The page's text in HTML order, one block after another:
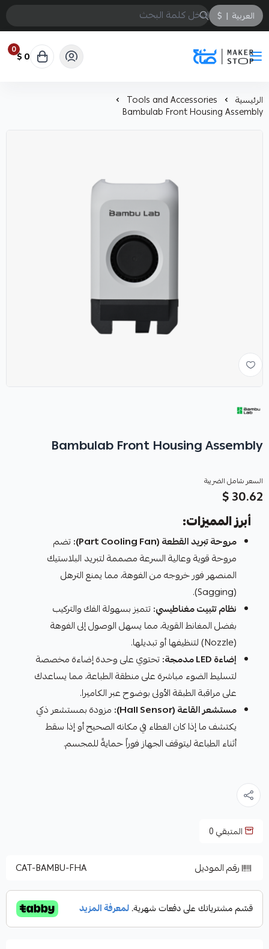
العربية |
$
صانع
0 0 $
الرئيسية Tools and Accessories
Bambulab Front Housing Assembly
Bambulab Front Housing Assembly
السعر شامل الضريبة
30.62 $
أبرز المميزات:
مروحة تبريد القطعة (Part Cooling Fan):
تضم
مروحة قوية وعالية السرعة مصممة لتبريد البلاستيك
المنصهر فور خروجه من الفوهة، مما يمنع الترهل
(Sagging).
نظام تثبيت مغناطيسي:تتميز بسهولة الفك والتركيب
بفضل المغانط القوية، مما يسهل الوصول إلى الفوهة
(Nozzle) لتنظيفها أو تبديلها.
إضاءة LED مدمجة:
تحتوي على وحدة إضاءة مخصصة
لتسليط الضوء مباشرة على منطقة الطباعة، مما يساعدك
على مراقبة الطبقة الأولى بوضوح عبر الكاميرا.
مستشعر القاعة (Hall Sensor):
مزودة بمستشعر ذكي
يكتشف ما إذا كان الغطاء في مكانه الصحيح أو إذا سقط
أثناء الطباعة ليتوقف الجهاز فوراً حمايةً للمجسم.
المتبقي0
رقم الموديل CAT-BAMBU-FHA